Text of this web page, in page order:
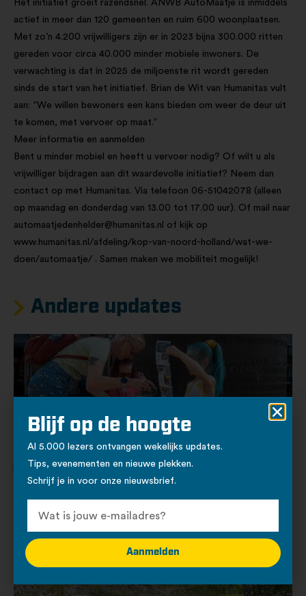
Het initiatief groeit razendsnel. ANWB AutoMaatje is inmiddels
actief in meer dan 120 gemeenten en ruim 600 woonplaatsen.
Met zo’n 4.200 vrijwilligers zijn er in 2023 bijna 300.000 ritten
gereden voor circa 40.000 minder mobiele inwoners. De
verwachting is dat in 2025 de miljoenste rit wordt gereden
sinds de start van het initiatief. Brian de Wit van Humanitas vult
aan: “We willen bewoners een kans bieden om weer de deur uit
te komen, met vervoer op maat.”
Meer informatie en aanmelden
Bent u minder mobiel en heeft u vervoer nodig? Of wilt u als
vrijwilliger bijdragen aan dit waardevolle initiatief? Neem dan
contact op met Humanitas. Via telefoon 06-51042078 (alleen
op maandag en donderdag van 13.00 tot 17.00 uur). Of mail naar
automaatjedenhelder@humanitas.nl
of kijk op
www.humanitas.nl/afdeling/kop-van-noord-holland/wat-we-
doen/automaatje/ . Samen maken we mobiliteit mogelijk!
Andere updates
Cultuur Jongeren Onderwijs
Nieuw: Ontdek Den Helder met het Logboek
van Den Helder
Nieuw: Ontdek met het Logboek van Den Helder Volg ons op
social: Gratis speurtocht voor kinderen en gezinnen Op zoek
naar een leuk uitje in Den Helder? Met het Logboek...
Blijf op de hoogte
Al 5.000 lezers ontvangen wekelijks updates.
Tips, evenementen en nieuwe plekken.
Schrijf je in voor onze nieuwsbrief.
Aanmelden